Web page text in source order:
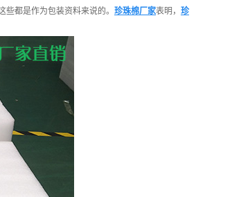
都是作为包装资料来说的。 珍珠棉厂家表明， 珍